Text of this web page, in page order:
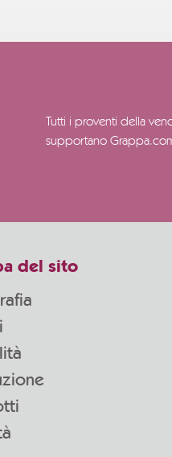
Tutti i proventi della
supportano
del sito